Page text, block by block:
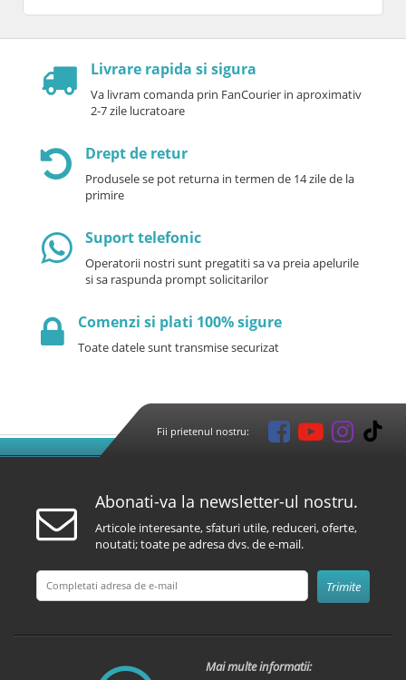
Livrare rapida si sigura
Va livram comanda prin FanCourier in aproximativ
2-7 zile lucratoare
Drept de retur
Produsele se pot returna in termen de 14 zile de la
primire
Suport telefonic
Operatorii nostri sunt pregatiti sa va preia apelurile
si sa raspunda prompt solicitarilor
Comenzi si plati 100% sigure
Toate datele sunt transmise securizat
Fii prietenul nostru:
Abonati-va la newsletter-ul nostru.
Articole interesante, sfaturi utile, reduceri, oferte,
noutati; toate pe adresa dvs. de e-mail.
Mai multe informatii: